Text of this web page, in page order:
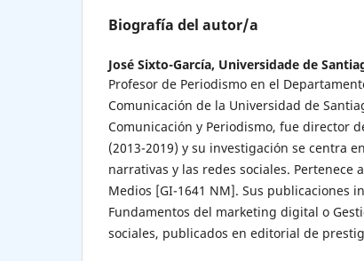
Biografía del autor/a
José Sixto-García, Universidade de
Profesor de Periodismo en el
Comunicación de la Universidad de
Comunicación y Periodismo, fue director
(2013-2019) y su investigación se centra
narrativas y las redes sociales. Pertenece
Medios [GI-1641 NM]. Sus publicaciones
Fundamentos del marketing digital o
sociales, publicados en editorial de